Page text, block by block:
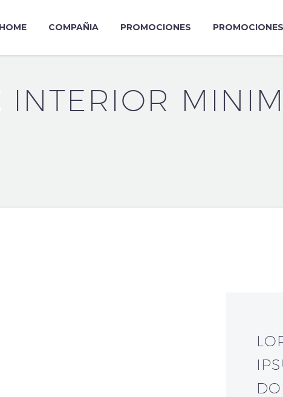
HOME COMPAÑIA PROMOCIONES
INTERIOR